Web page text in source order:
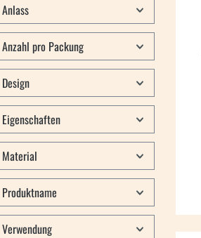
Anlass
Anzahl pro Packung
Design
Eigenschaften
Material
Produktname
Verwendung